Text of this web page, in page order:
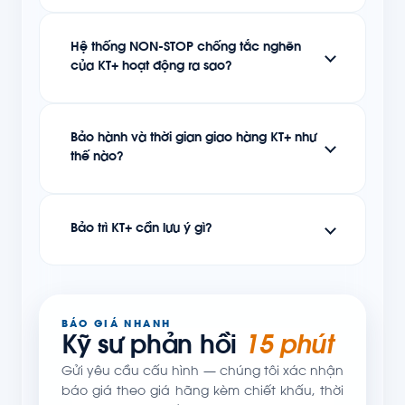
Hệ thống NON-STOP chống tắc nghẽn
của KT+ hoạt động ra sao?
Bảo hành và thời gian giao hàng KT+ như
thế nào?
Bảo trì KT+ cần lưu ý gì?
BÁO GIÁ NHANH
Kỹ sư phản hồi 15 phút
Gửi yêu cầu cấu hình — chúng tôi xác nhận
báo giá theo giá hãng kèm chiết khấu, thời